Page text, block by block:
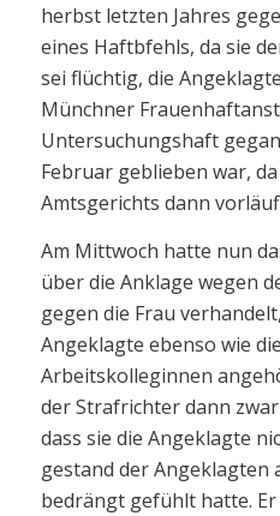
herbst letzten Jahres
eines Haftbfehls, da sie
sei flüchtig, die
Münchner
Untersuchungshaft
Februar geblieben war,
Amtsgerichts dann
Am Mittwoch hatte nun
über die Anklage wegen
gegen die Frau
Angeklagte ebenso wie
Arbeitskolleginnen
der Strafrichter dann
dass sie die Angeklagte
gestand der Angeklagten
bedrängt gefühlt hatte.